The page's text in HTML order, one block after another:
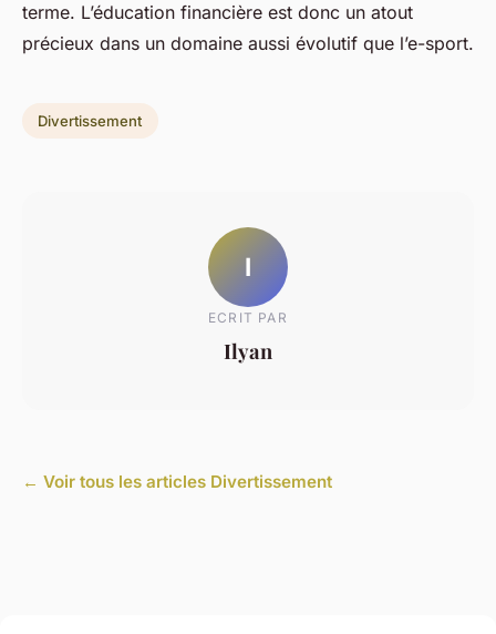
terme. L’éducation financière est donc un atout
précieux dans un domaine aussi évolutif que l’e-sport.
Divertissement
I
ECRIT PAR
Ilyan
← Voir tous les articles Divertissement